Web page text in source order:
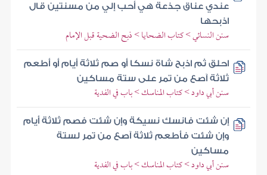
عندي عناق جذعة هي أحب إلي من مسنتين قال
اذبحها
سنن النسائي > كتاب الضحايا > ذبح الضحية قبل الإمام
احلق ثم اذبح شاة نسكا أو صم ثلاثة أيام أو أطعم
ثلاثة آصع من تمر على ستة مساكين
سنن أبي داود > كتاب المناسك > باب في الفدية
إن شئت فانسك نسيكة وإن شئت فصم ثلاثة أيام
وإن شئت فأطعم ثلاثة آصع من تمر لستة
مساكين
سنن أبي داود > كتاب المناسك > باب في الفدية